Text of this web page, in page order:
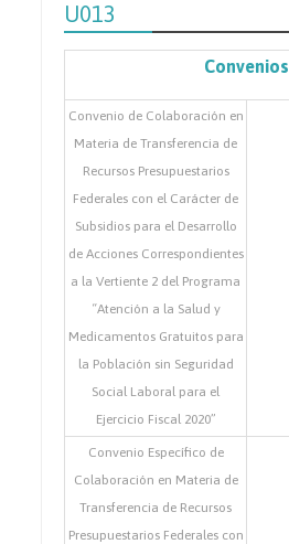
U013
Convenios
Convenio de Colaboración en
Materia de Transferencia de
Recursos Presupuestarios
Federales con el Carácter de
Subsidios para el Desarrollo
de Acciones Correspondientes
a la Vertiente 2 del Programa
“Atención a la Salud y
Medicamentos Gratuitos para
la Población sin Seguridad
Social Laboral para el
Ejercicio Fiscal 2020”
Convenio Específico de
Colaboración en Materia de
Transferencia de Recursos
Presupuestarios Federales con